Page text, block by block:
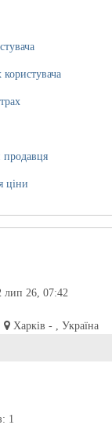
продавця
ціни
лип 26, 07:42
Харків - , Україна
1